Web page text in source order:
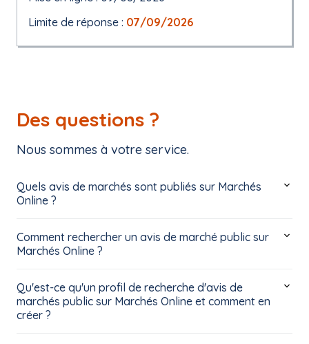
Limite de réponse : 07/09/2026
Des questions ?
Nous sommes à votre service.
Quels avis de marchés sont publiés sur Marchés
Online ?
Comment rechercher un avis de marché public sur
Marchés Online ?
Qu'est-ce qu'un profil de recherche d'avis de
marchés public sur Marchés Online et comment en
créer ?